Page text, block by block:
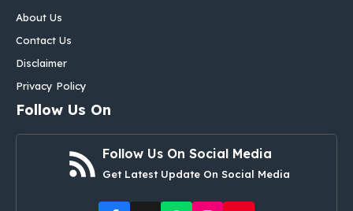
About Us
Contact Us
Disclaimer
Privacy Policy
Follow Us On
Follow Us On Social Media
Get Latest Update On Social Media